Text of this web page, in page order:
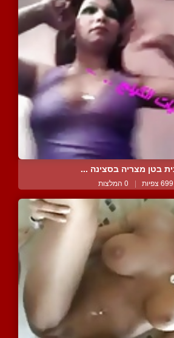
בטן מצריה בסצינה ...
צפיות | 0 המלצות